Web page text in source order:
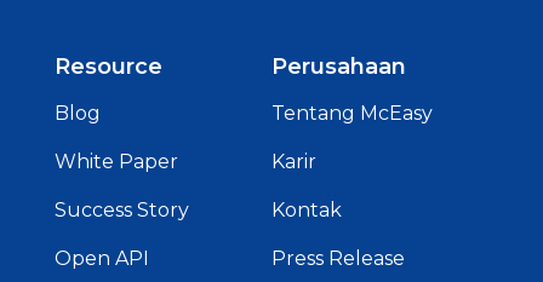
Resource
Blog
White Paper
Success Story
Open API
Perusahaan
Tentang McEasy
Karir
Kontak
Press Release